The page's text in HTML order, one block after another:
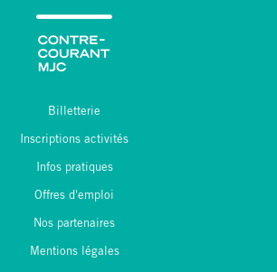
Billetterie
Inscriptions activités
Infos pratiques
Offres d'emploi
Nos partenaires
Mentions légales